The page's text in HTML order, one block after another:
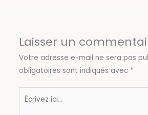
Laisser un
Votre adresse e-mail ne sera pas
obligatoires sont indiqués avec *
Écrivez